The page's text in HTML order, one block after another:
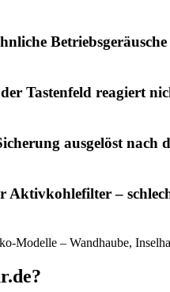
Betriebsgeräusche
Tastenfeld reagiert
ausgelöst nach
Aktivkohlefilter –
Modelle – Wandhaube,